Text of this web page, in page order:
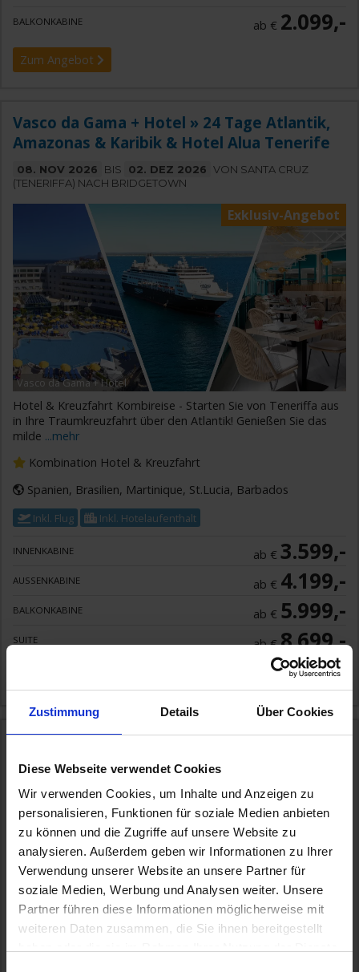
Zustimmung Details Über Cookies
Diese Webseite verwendet Cookies
Wir verwenden Cookies, um Inhalte und Anzeigen zu
personalisieren, Funktionen für soziale Medien anbieten
zu können und die Zugriffe auf unsere Website zu
analysieren. Außerdem geben wir Informationen zu Ihrer
Verwendung unserer Website an unsere Partner für
soziale Medien, Werbung und Analysen weiter. Unsere
Partner führen diese Informationen möglicherweise mit
weiteren Daten zusammen, die Sie ihnen bereitgestellt
BALKONKABINE ab € 2.099,-
Zum Angebot
Vasco da Gama + Hotel » 24 Tage Atlantik,
Amazonas & Karibik & Hotel Alua Tenerife
08. NOV 2026 BIS 02. DEZ 2026 VON SANTA CRUZ
(TENERIFFA) NACH BRIDGETOWN
Exklusiv-Angebot
Vasco da Gama + Hotel
Hotel & Kreuzfahrt Kombireise - Starten Sie von Teneriffa aus
in Ihre Traumkreuzfahrt über den Atlantik! Genießen Sie das
milde ...mehr
Kombination Hotel & Kreuzfahrt
Spanien, Brasilien, Martinique, St.Lucia, Barbados
Inkl. Flug Inkl. Hotelaufenthalt
INNENKABINE ab € 3.599,-
AUSSENKABINE ab € 4.199,-
BALKONKABINE ab € 5.999,-
SUITE ab €8.699,-
Mein Schiff Relax + Hotel» 14 Tage Kanaren
& Hotel Guayarmina Princess in Costa Adeje
13. NOV 2026 BIS 27. NOV 2026
AB/BIS SANTA CRUZ
(TENERIFFA)
Exklusiv-Angebot